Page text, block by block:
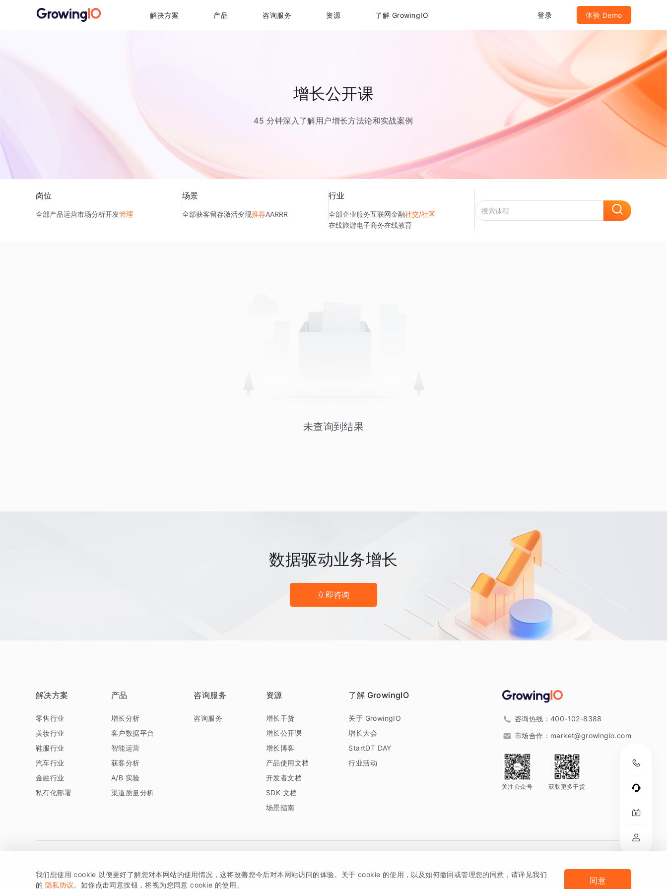
解决方案 产品 咨询服务 资源 了解 GrowingIO 登录 体验 Demo
增长公开课
45 分钟深入了解用户增长方法论和实战案例
岗位
全部产品运营市场分析开发管理
场景
全部获客留存激活变现推荐AARRR
行业
全部企业服务互联网金融社交/社区
在线旅游电子商务在线教育
未查询到结果
数据驱动业务增长
立即咨询
解决方案
零售行业
美妆行业
鞋服行业
汽车行业
金融行业
私有化部署
产品
增长分析
客户数据平台
智能运营
获客分析
A/B 实验
渠道质量分析
咨询服务
咨询服务
资源
增长干货
增长公开课
增长博客
产品使用文档
开发者文档
SDK 文档
场景指南
了解 GrowingIO
关于 GrowingIO
增长大会
StartDT DAY
行业活动
咨询热线： 400-102-8388
市场合作： market@growingio.com
关注公众号 获取更多干货
版权所有 © 北京易数科技有限公司SDK相关说明 京ICP备15038330号 法律声明及隐私条款
我们想使用 cookie 以便更好了解您对本网站的使用情况，这将改善您今后对本网站访问的体验。关于 cookie 的使用，以及如何撤回或管理您的同意，请详见我们
的 隐私协议。如你点击同意按钮，将视为您同意 cookie 的使用。 同意